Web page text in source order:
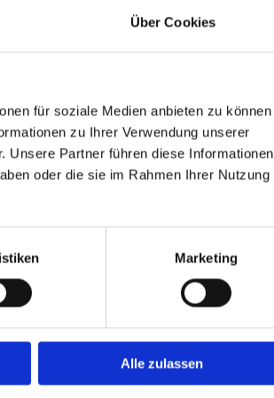
Über Cookies
für soziale Medien anbieten zu können
zu Ihrer Verwendung unserer
Unsere Partner führen diese Informationen
oder die sie im Rahmen Ihrer Nutzung
Marketing
Alle zulassen